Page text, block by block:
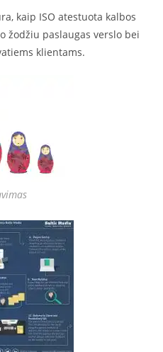
kaip ISO atestuota kalbos
žodžiu paslaugas verslo bei
klientams.